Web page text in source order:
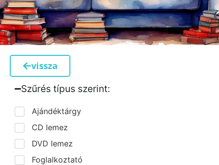
vissza
Szűrés típus szerint:​
Ajándéktárgy
CD lemez
DVD lemez
Foglalkoztató